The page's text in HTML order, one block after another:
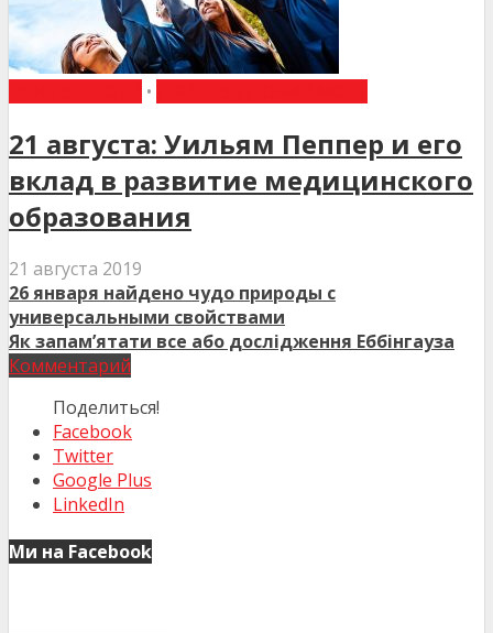
•
21 августа: Уильям Пеппер и его
вклад в развитие медицинского
образования
21 августа 2019
26 января найдено чудо природы с
универсальными свойствами
Як запам’ятати все або дослідження Еббінгауза
Комментарий
Поделиться!
Facebook
Twitter
Google Plus
LinkedIn
Ми на Facebook